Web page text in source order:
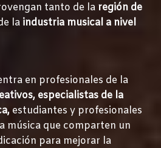
tanto de la región de
la industria musical a nivel
en profesionales de la
especialistas de la
estudiantes y profesionales
música que comparten un
para mejorar la